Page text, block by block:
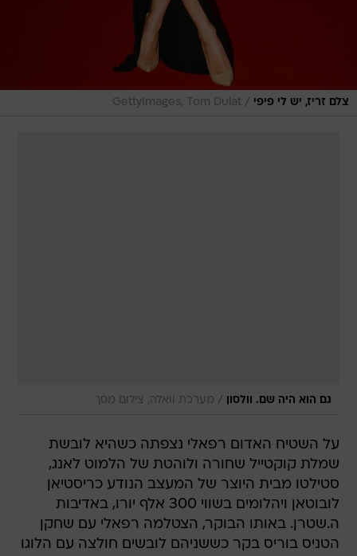
צלם זריז, יש לי פיפי /
GettyImages, Tom Dulat
גם הוא היה שם. וולסון / מערכת וואלה, צילום מסך
על השטיח האדום רפאלי נצפתה כשהיא לובשת
שמלת קוקטייל שחורה ולוהטת של הלמוט לאנג,
סטילטו מבית היוצר של המעצב הנודע כריסטיאן
לובוטאן ויהלומים בשווי 300 אלף יורו, באדיבות
ה.שטרן. באותו הבוקר, הצטלמה רפאלי עם שחקן
הטניס בוריס בקר כששניהם לובשים חולצה עם הלוגו